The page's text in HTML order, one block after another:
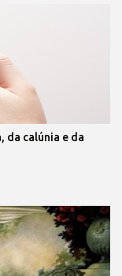
da calúnia e da